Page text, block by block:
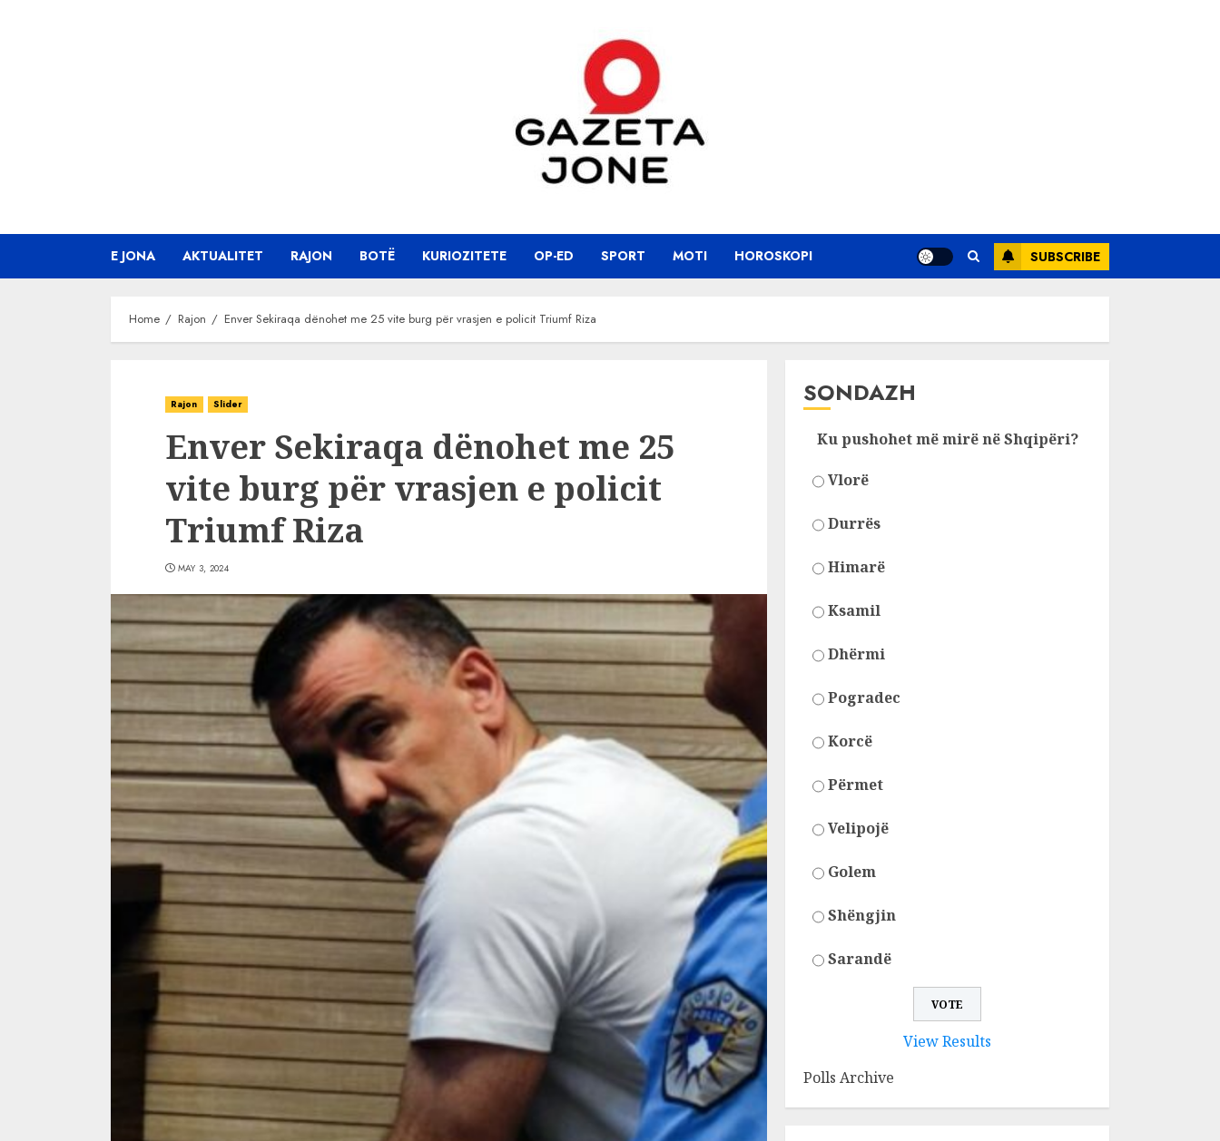
E JONA AKTUALITET RAJON BOTË KURIOZITETE OP-ED SPORT MOTI HOROSKOPI SUBSCRIBE
Home Rajon Enver Sekiraqa dënohet me 25 vite burg për vrasjen e policit Triumf Riza
Rajon Slider
Enver Sekiraqa dënohet me 25
vite burg për vrasjen e policit
Triumf Riza
MAY 3, 2024
SONDAZH
Ku pushohet më mirë në Shqipëri?
Vlorë
Durrës
Himarë
Ksamil
Dhërmi
Pogradec
Korcë
Përmet
Velipojë
Golem
Shëngjin
Sarandë
View Results
Polls Archive